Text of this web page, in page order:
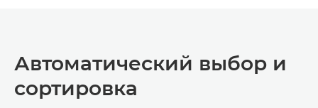
Автоматический выбор и
сортировка